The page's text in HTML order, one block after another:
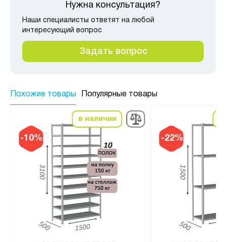
Нужна консультация?
Наши специалисты ответят на любой
интересующий вопрос
Задать вопрос
Похожие товары Популярные товары
-10%
в наличии
-22%